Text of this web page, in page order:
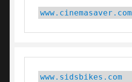
www.cinemasaver.com
www.sidsbikes.com